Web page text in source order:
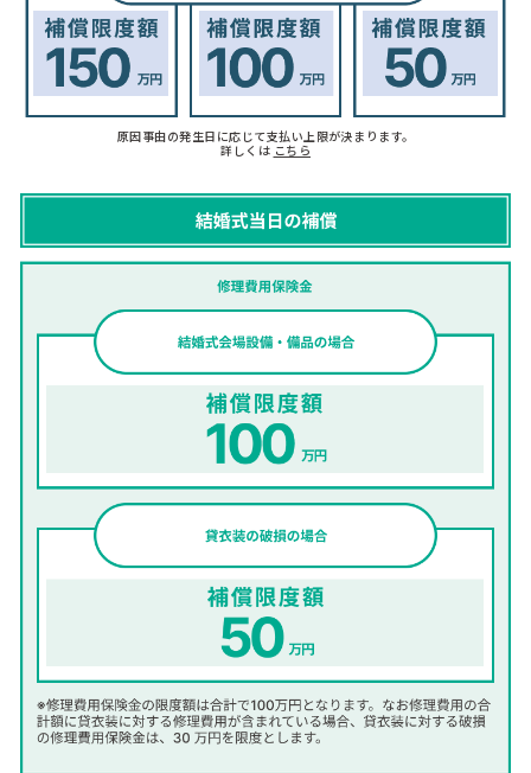
原因事由の発生日に応じて支払い上限が決まります。
詳しくは こちら